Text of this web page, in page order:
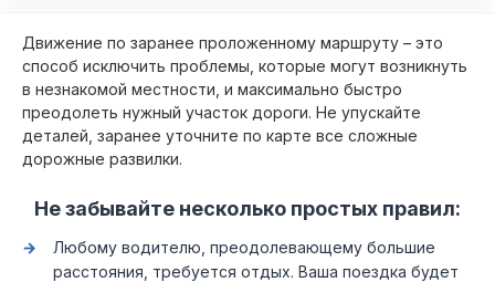
Движение по заранее проложенному маршруту – это
способ исключить проблемы, которые могут возникнуть
в незнакомой местности, и максимально быстро
преодолеть нужный участок дороги. Не упускайте
деталей, заранее уточните по карте все сложные
дорожные развилки.
Не забывайте несколько простых правил:
Любому водителю, преодолевающему большие
расстояния, требуется отдых. Ваша поездка будет